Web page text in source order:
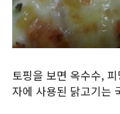
토핑을 보면 옥수수,
자에 사용된 닭고기는